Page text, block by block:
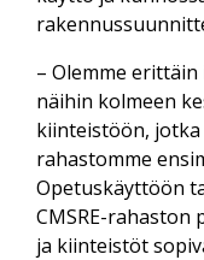
– Olemme
näihin kolmeen
kiinteistöön, jotka
rahastomme
Opetuskäyttöön
CMSRE-rahaston
ja kiinteistöt